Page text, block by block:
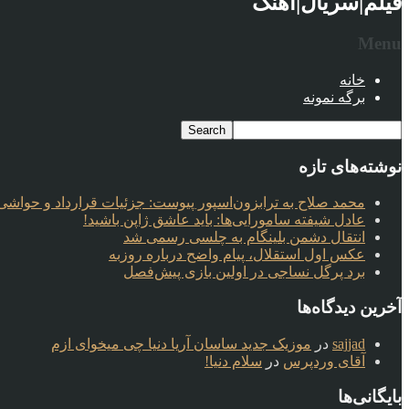
Menu
خانه
برگه نمونه
نوشته‌های تازه
محمد صلاح به ترابزون‌اسپور پیوست: جزئیات قرارداد و حواشی
عادل شیفته سامورایی‌ها: باید عاشق ژاپن باشید!
انتقال دشمن بلینگام به چلسی رسمی شد
عکس اول استقلال، پیام واضح درباره روزبه
برد پرگل نساجی در اولین بازی پیش‌فصل
آخرین دیدگاه‌ها
sajjad در موزیک جدید ساسان آریا دنیا چی میخوای ازم
آقای وردپرس در سلام دنیا!
بایگانی‌ها